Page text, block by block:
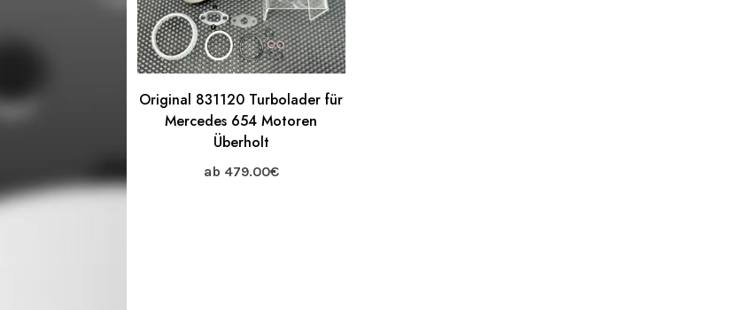
Original 831120 Turbolader für
Mercedes 654 Motoren
Überholt
ab 479.00€